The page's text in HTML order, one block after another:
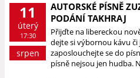
11
úterý
17:30
srpen
AUTORSKÉ PÍSNĚ
PODÁNÍ TAKHRAJ
Přijďte na libereckou
dejte si výbornou kávu či
zaposlouchejte se do
písně nejsou jen hudba.